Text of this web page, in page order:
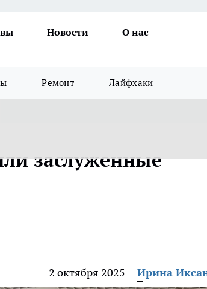
Новости
О нас
Ремонт Лайфхаки
заслуженные
2 октября 2025 Ирина